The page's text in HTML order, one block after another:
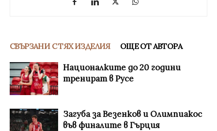
СВЪРЗАНИ С ТЯХ ИЗДЕЛИЯ ОЩЕ ОТ АВТОРА
Националките до 20 години
тренират в Русе
Загуба за Везенков и Олимпиакос
във финалите в Гърция